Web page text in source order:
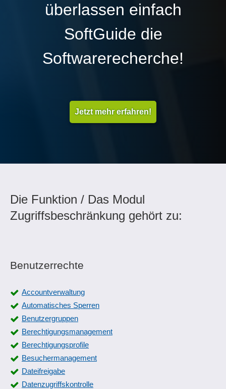
überlassen einfach
SoftGuide die
Softwarerecherche!
Jetzt mehr erfahren!
Die Funktion / Das Modul
Zugriffsbeschränkung gehört zu:
Benutzerrechte
Accountverwaltung
Automatisches Sperren
Benutzergruppen
Berechtigungsmanagement
Berechtigungsprofile
Besuchermanagement
Dateifreigabe
Datenzugriffskontrolle